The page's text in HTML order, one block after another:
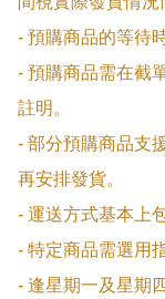
- 預購商品的等待
- 預購商品需在截
註明。
- 部分預購商品支
再安排發貨。
- 運送方式基本上
- 特定商品需選用
- 逢星期一及星期